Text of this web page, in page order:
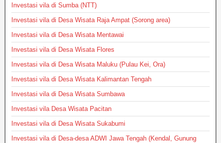
Investasi vila di Sumba (NTT)
Investasi vila di Desa Wisata Raja Ampat (Sorong area)
Investasi vila di Desa Wisata Mentawai
Investasi vila di Desa Wisata Flores
Investasi vila di Desa Wisata Maluku (Pulau Kei, Ora)
Investasi vila di Desa Wisata Kalimantan Tengah
Investasi vila di Desa Wisata Sumbawa
Investasi vila Desa Wisata Pacitan
Investasi vila di Desa Wisata Sukabumi
Investasi vila di Desa-desa ADWI Jawa Tengah (Kendal, Gunung